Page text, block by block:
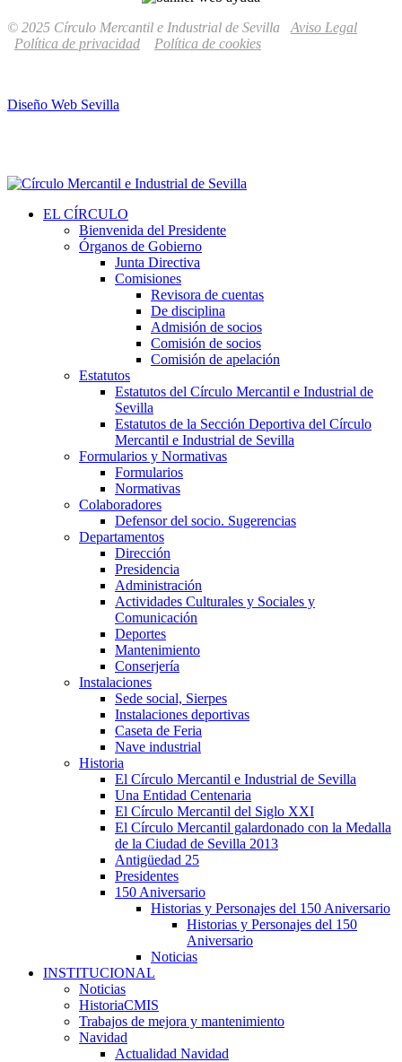
© 2025 Círculo Mercantil e Industrial de Sevilla Aviso Legal
Política de privacidad
Política de cookies
Diseño Web Sevilla
EL CÍRCULO
Bienvenida del Presidente
Órganos de Gobierno
Junta Directiva
Comisiones
Revisora de cuentas
De disciplina
Admisión de socios
Comisión de socios
Comisión de apelación
Estatutos
Estatutos del Círculo Mercantil e Industrial de
Sevilla
Estatutos de la Sección Deportiva del Círculo
Mercantil e Industrial de Sevilla
Formularios y Normativas
Formularios
Normativas
Colaboradores
Defensor del socio. Sugerencias
Departamentos
Dirección
Presidencia
Administración
Actividades Culturales y Sociales y
Comunicación
Deportes
Mantenimiento
Conserjería
Instalaciones
Sede social, Sierpes
Instalaciones deportivas
Caseta de Feria
Nave industrial
Historia
El Círculo Mercantil e Industrial de Sevilla
Una Entidad Centenaria
El Círculo Mercantil del Siglo XXI
El Círculo Mercantil galardonado con la Medalla
de la Ciudad de Sevilla 2013
Antigüedad 25
Presidentes
150 Aniversario
Historias y Personajes del 150 Aniversario
Historias y Personajes del 150
Aniversario
Noticias
INSTITUCIONAL
Noticias
HistoriaCMIS
Trabajos de mejora y mantenimiento
Navidad
Actualidad Navidad